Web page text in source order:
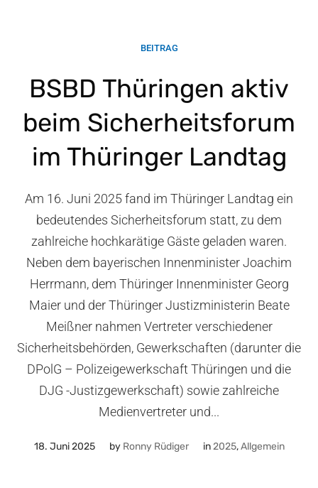
BEITRAG
BSBD Thüringen aktiv
beim Sicherheitsforum
im Thüringer Landtag
Am 16. Juni 2025 fand im Thüringer Landtag ein
bedeutendes Sicherheitsforum statt, zu dem
zahlreiche hochkarätige Gäste geladen waren.
Neben dem bayerischen Innenminister Joachim
Herrmann, dem Thüringer Innenminister Georg
Maier und der Thüringer Justizministerin Beate
Meißner nahmen Vertreter verschiedener
Sicherheitsbehörden, Gewerkschaften (darunter die
DPolG – Polizeigewerkschaft Thüringen und die
DJG -Justizgewerkschaft) sowie zahlreiche
Medienvertreter und...
18. Juni 2025 by Ronny Rüdiger in2025,Allgemein